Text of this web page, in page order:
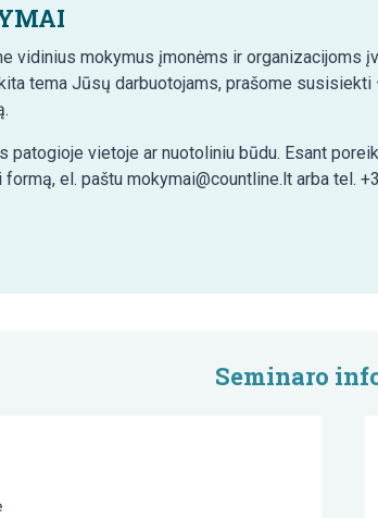
vidinius mokymus įmonėms ir organizacijoms
tema Jūsų darbuotojams, prašome
patogioje vietoje ar nuotoliniu būdu. Esant
el. paštu mokymai@countline.lt arba tel.
Seminaro